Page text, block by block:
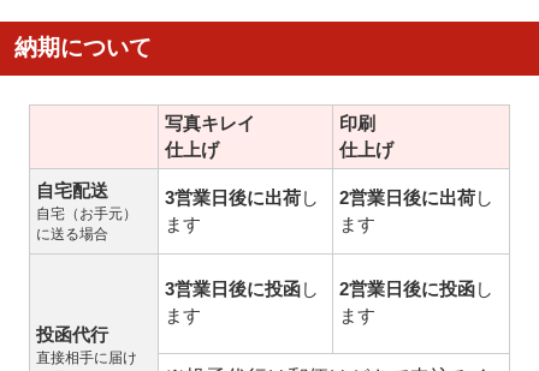
納期について
写真キレイ
仕上げ
印刷
仕上げ
自宅配送
自宅（お手元）
に送る場合
3営業日後に出荷し
ます
2営業日後に出荷し
ます
投函代行
直接相手に届け
3営業日後に投函し
ます
2営業日後に投函し
ます